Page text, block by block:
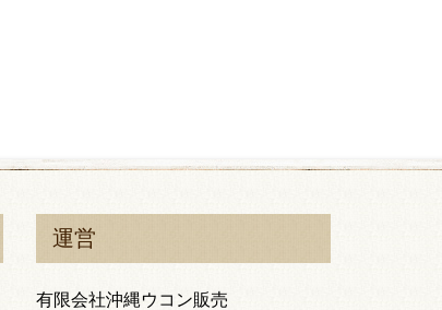
運営
有限会社沖縄ウコン販売